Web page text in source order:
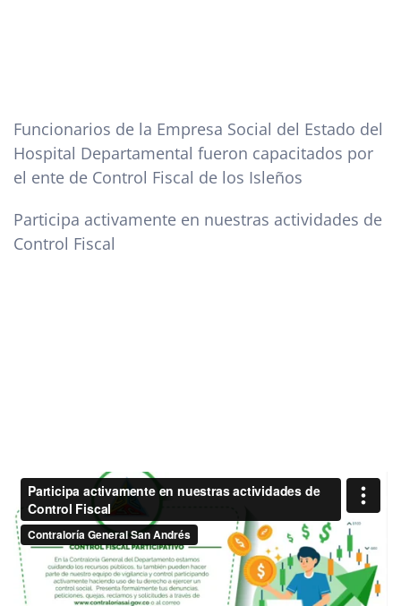
Funcionarios de la Empresa Social del Estado del
Hospital Departamental fueron capacitados por
el ente de Control Fiscal de los Isleños
Participa activamente en nuestras actividades de
Control Fiscal